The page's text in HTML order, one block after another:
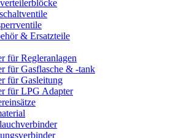
& Ersatzteile
für Regleranlagen
für Gasflasche & -tank
für Gasleitung
für LPG Adapter